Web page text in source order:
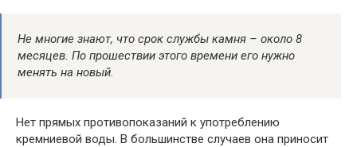
Не многие знают, что срок службы камня – около 8
месяцев. По прошествии этого времени его нужно
менять на новый.
Нет прямых противопоказаний к употреблению
кремниевой воды. В большинстве случаев она приносит